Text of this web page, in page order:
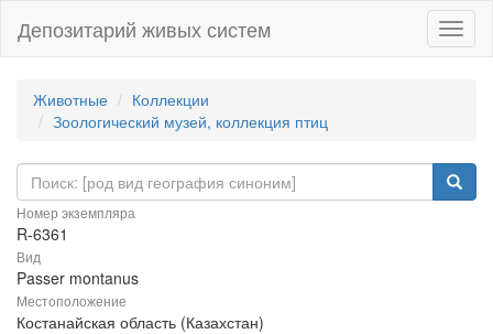
Депозитарий живых систем
Животные
Коллекции
Зоологический музей, коллекция птиц
Номер экземпляра
R-6361
Вид
Passer montanus
Местоположение
Костанайская область (Казахстан)